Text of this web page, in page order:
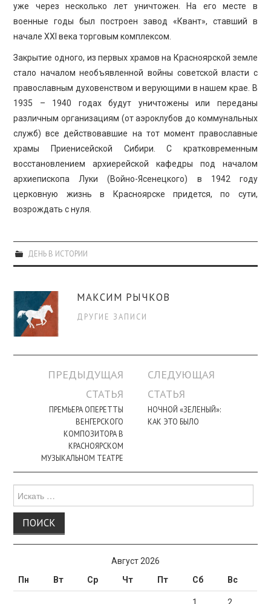
уже через несколько лет уничтожен. На его месте в
военные годы был построен завод «Квант», ставший в
начале ХХI века торговым комплексом.
Закрытие одного, из первых храмов на Красноярской земле
стало началом необъявленной войны советской власти с
православным духовенством и верующими в нашем крае. В
1935 – 1940 годах будут уничтожены или переданы
различным организациям (от аэроклубов до коммунальных
служб) все действовавшие на тот момент православные
храмы Приенисейской Сибири. С кратковременным
восстановлением архиерейской кафедры под началом
архиепископа Луки (Войно-Ясенецкого) в 1942 году
церковную жизнь в Красноярске придется, по сути,
возрождать с нуля.
ДЕНЬ В ИСТОРИИ
МАКСИМ РЫЧКОВ
ДРУГИЕ ЗАПИСИ
Навигация
записи
ПРЕДЫДУЩАЯ
СТАТЬЯ
ПРЕМЬЕРА ОПЕРЕТТЫ
ВЕНГЕРСКОГО
КОМПОЗИТОРА В
КРАСНОЯРСКОМ
МУЗЫКАЛЬНОМ ТЕАТРЕ
СЛЕДУЮЩАЯ
СТАТЬЯ
НОЧНОЙ «ЗЕЛЕНЫЙ»:
КАК ЭТО БЫЛО
для:
Август 2026
Пн
Вт Ср Чт Пт Сб Вс
1 2